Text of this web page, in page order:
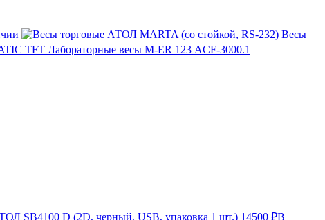
Весы
Лабораторные весы M-ER 123 АCF-3000.1
SB4100 D (2D, черный, USB, упаковка 1 шт.) 14500 ₽В